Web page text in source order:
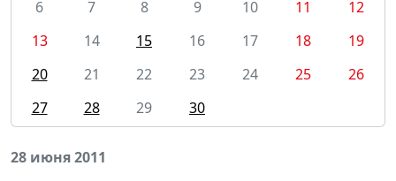
6
7 8 9 10 11
12
13
14 15 16 17 18
19
20
21 22 23 24 25
26
27
28 29 30
28 июня 2011